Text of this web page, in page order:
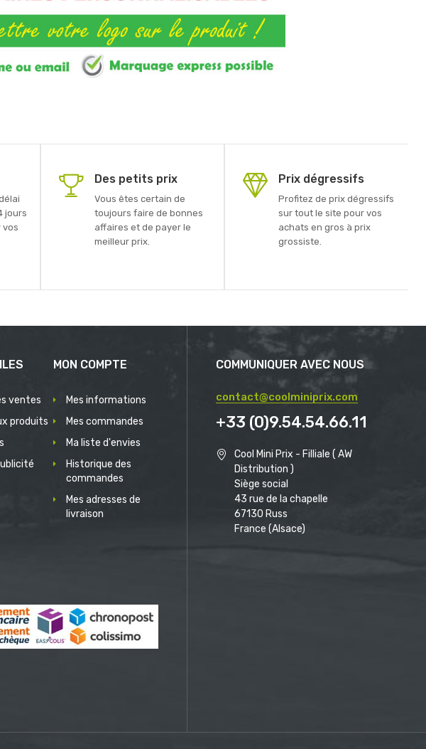
jours
vos
Des petits prix
Vous êtes certain de
toujours faire de bonnes
affaires et de payer le
meilleur prix.
Prix dégressifs
Profitez de prix dégressifs
sur tout le site pour vos
achats en gros à prix
grossiste.
COMMUNIQUER AVEC NOUS
contact@coolminiprix.com
+33 (0)9.54.54.66.11
Cool Mini Prix - Filliale ( AW
Distribution )
Siège social
43 rue de la chapelle
67130 Russ
France (Alsace)
ventes
produits
MON COMPTE
Mes informations
Mes commandes
Ma liste d'envies
Historique des
commandes
Mes adresses de
livraison